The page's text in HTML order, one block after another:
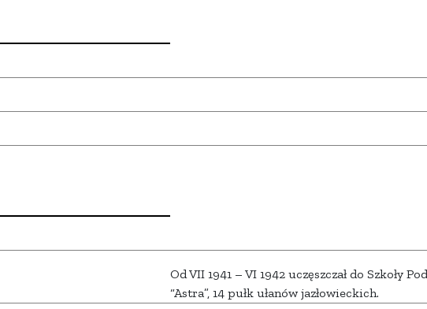
Od VII 1941 – VI 1942 uczęszczał do Szkoły
“Astra”, 14 pułk ułanów jazłowieckich.